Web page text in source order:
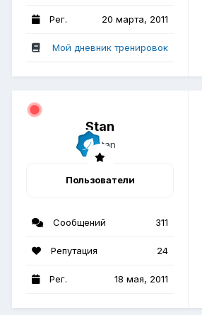
Рег. 20 марта, 2011
Мой дневник тренировок
Stan
Пользователи
Сообщений 311
Репутация 24
Рег. 18 мая, 2011